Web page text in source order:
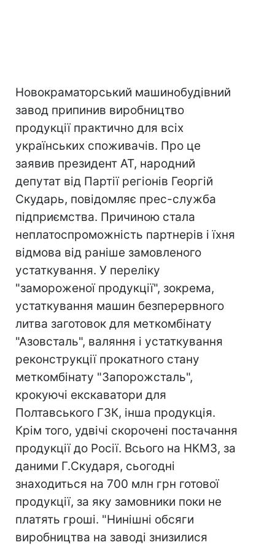
Новокраматорський машинобудівний
завод припинив виробництво
продукції практично для всіх
українських споживачів. Про це
заявив президент АТ, народний
депутат від Партії регіонів Георгій
Скударь, повідомляє прес-служба
підприємства. Причиною стала
неплатоспроможність партнерів і їхня
відмова від раніше замовленого
устаткування. У переліку
"замороженої продукції", зокрема,
устаткування машин безперервного
литва заготовок для меткомбінату
"Азовсталь", валяння і устаткування
реконструкції прокатного стану
меткомбінату "Запорожсталь",
крокуючі екскаватори для
Полтавського ГЗК, інша продукція.
Крім того, удвічі скорочені постачання
продукції до Росії. Всього на НКМЗ, за
даними Г.Скударя, сьогодні
знаходиться на 700 млн грн готової
продукції, за яку замовники поки не
платять гроші. "Нинішні обсяги
виробництва на заводі знизилися